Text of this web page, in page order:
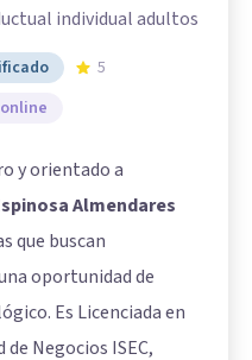
individual adultos
5
y orientado a
Almendares
que buscan
oportunidad de
Es Licenciada en
Negocios ISEC,